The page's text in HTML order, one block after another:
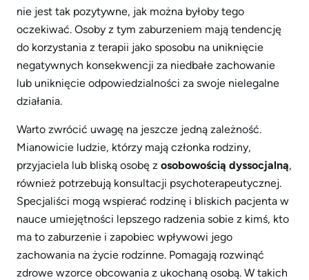
nie jest tak pozytywne, jak można byłoby tego
oczekiwać. Osoby z tym zaburzeniem mają tendencję
do korzystania z terapii jako sposobu na uniknięcie
negatywnych konsekwencji za niedbałe zachowanie
lub uniknięcie odpowiedzialności za swoje nielegalne
działania.
Warto zwrócić uwagę na jeszcze jedną zależność.
Mianowicie ludzie, którzy mają członka rodziny,
przyjaciela lub bliską osobę z osobowością dyssocjalną,
również potrzebują konsultacji psychoterapeutycznej.
Specjaliści mogą wspierać rodzinę i bliskich pacjenta w
nauce umiejętności lepszego radzenia sobie z kimś, kto
ma to zaburzenie i zapobiec wpływowi jego
zachowania na życie rodzinne. Pomagają rozwinąć
zdrowe wzorce obcowania z ukochaną osobą. W takich